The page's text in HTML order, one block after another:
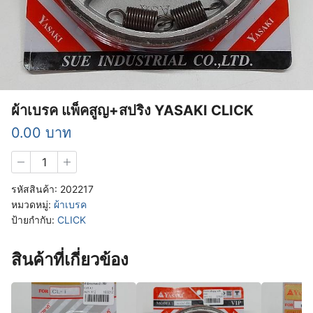
ผ้าเบรค แพ็คสูญ+สปริง YASAKI CLICK
0.00 บาท
ผ้า
เบรค
แพ็ค
สูญ+สปริง
YASAKI
ชิ้น
รหัสสินค้า: 202217
หมวดหมู่: ผ้าเบรค
ป้ายกำกับ: CLICK
สินค้าที่เกี่ยวข้อง